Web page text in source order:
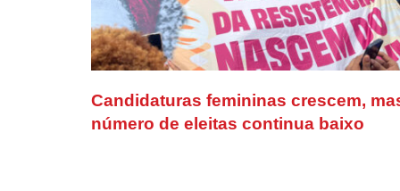
Candidaturas femininas crescem,
número de eleitas continua baixo